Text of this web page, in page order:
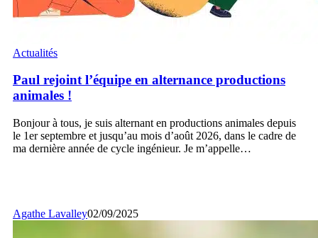
Paul
l’équipe
alternance
productions
animales
!
Actualités
Paul rejoint l’équipe en alternance productions
animales !
Bonjour à tous, je suis alternant en productions animales depuis
le 1er septembre et jusqu’au mois d’août 2026, dans le cadre de
ma dernière année de cycle ingénieur. Je m’appelle…
Agathe Lavalley02/09/2025